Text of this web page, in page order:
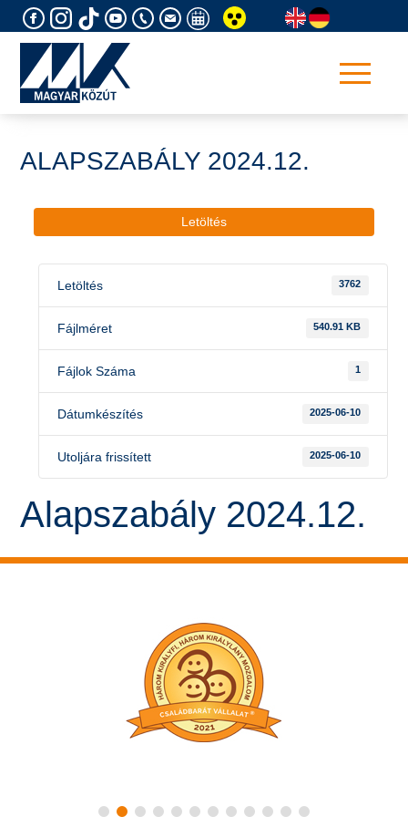
to
ALAPSZABÁLY 2024.12.
Letöltés
Letöltés 3762
Fájlméret 540.91 KB
Fájlok Száma 1
Dátumkészítés 2025-06-10
Utoljára frissített 2025-06-10
Alapszabály 2024.12.